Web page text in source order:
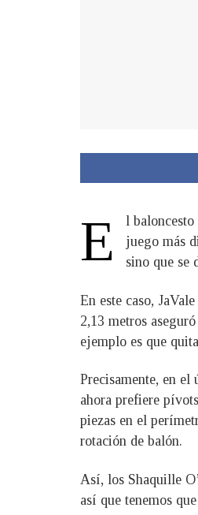
E
l
juego más
sino que se
En este caso,
2,13 metros
ejemplo es que
Precisamente, en
ahora prefiere
piezas en el
rotación de balón.
Así, los Shaquille
así que tenemos